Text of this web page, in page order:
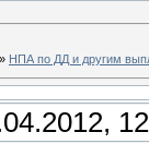
» НПА по ДД и другим